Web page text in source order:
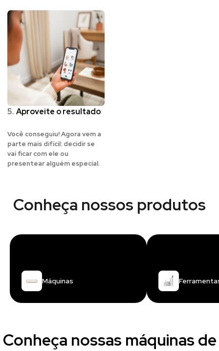
5. Aproveite o resultado
Você conseguiu! Agora vem a
parte mais difícil: decidir se
vai ficar com ele ou
presentear alguém especial.
Conheça nossos produtos
Máquinas
Conheça nossas máquinas de